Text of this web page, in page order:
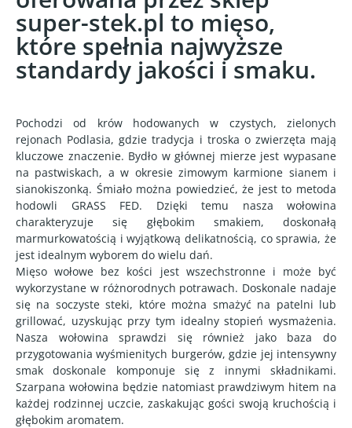
super-stek.pl to mięso,
które spełnia najwyższe
standardy jakości i smaku.
Pochodzi od krów hodowanych w czystych, zielonych
rejonach Podlasia, gdzie tradycja i troska o zwierzęta mają
kluczowe znaczenie. Bydło w głównej mierze jest wypasane
na pastwiskach, a w okresie zimowym karmione sianem i
sianokiszonką. Śmiało można powiedzieć, że jest to metoda
hodowli GRASS FED. Dzięki temu nasza wołowina
charakteryzuje się głębokim smakiem, doskonałą
marmurkowatością i wyjątkową delikatnością, co sprawia, że
jest idealnym wyborem do wielu dań.
Mięso wołowe bez kości jest wszechstronne i może być
wykorzystane w różnorodnych potrawach. Doskonale nadaje
się na soczyste steki, które można smażyć na patelni lub
grillować, uzyskując przy tym idealny stopień wysmażenia.
Nasza wołowina sprawdzi się również jako baza do
przygotowania wyśmienitych burgerów, gdzie jej intensywny
smak doskonale komponuje się z innymi składnikami.
Szarpana wołowina będzie natomiast prawdziwym hitem na
każdej rodzinnej uczcie, zaskakując gości swoją kruchością i
głębokim aromatem.